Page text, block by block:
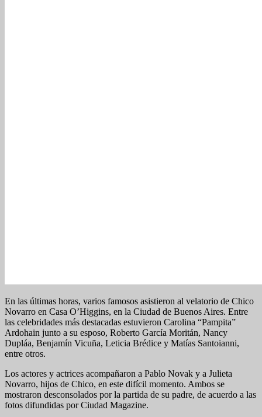
En las últimas horas, varios famosos asistieron al velatorio de Chico
Novarro en Casa O’Higgins, en la Ciudad de Buenos Aires. Entre
las celebridades más destacadas estuvieron Carolina “Pampita”
Ardohain junto a su esposo, Roberto García Moritán, Nancy
Dupláa, Benjamín Vicuña, Leticia Brédice y Matías Santoianni,
entre otros.
Los actores y actrices acompañaron a Pablo Novak y a Julieta
Novarro, hijos de Chico, en este difícil momento. Ambos se
mostraron desconsolados por la partida de su padre, de acuerdo a las
fotos difundidas por Ciudad Magazine.